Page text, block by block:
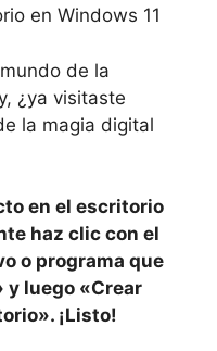
en Windows 11
de la
¿ya ⁢visitaste
la magia digital
⁢en el escritorio
‍haz clic con el
o programa que​
y⁤ luego «Crear
¡Listo!